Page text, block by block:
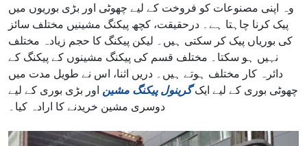
وہ اپنی مصنوعات کو فروخت کے لیے چھوٹی اور بڑی بوریوں میں
پیک کرنا چاہتا ہے۔ درحقیقت، کچھ پیکنگ مشینیں مختلف سائز
کی بوریاں پیک کر سکتی ہیں۔ لیکن پیکنگ کا حجم زیادہ مختلف
نہیں ہو سکتا۔ مختلف قسم کی پیکنگ مشینوں کے پیکنگ کے
دائرہ کار مختلف ہوتے ہیں۔ دریں اثنا، اس نے طویل مدت میں
چھوٹی بوری کے لیے ایکگرینول پیکنگ مشین اور بڑی بوری کے لیے
دوسری مشین خریدنے کا ارادہ کیا۔